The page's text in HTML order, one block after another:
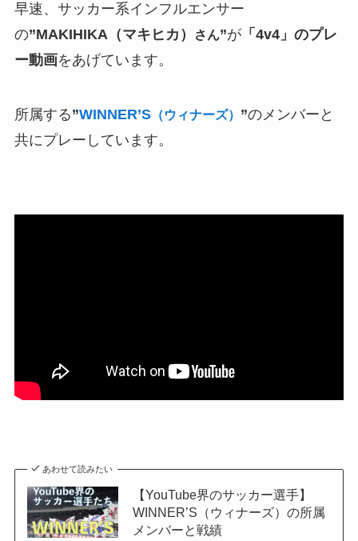
早速、サッカー系インフルエンサー
の”MAKIHIKA（マキヒカ） さん”が「4v4」のプレ
ー動画をあげています。
所属する”WINNER’S（ウィナーズ） ”のメンバーと
共にプレーしています。
あわせて読みたい
【YouTube界のサッカー選手】
WINNER’S（ウィナーズ）の所属
メンバーと戦績